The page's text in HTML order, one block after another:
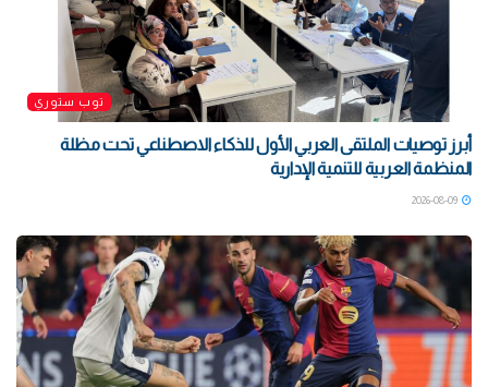
توب ستوري
أبرز توصيات الملتقى العربي الأول للذكاء الاصطناعي تحت مظلة
المنظمة العربية للتنمية الإدارية